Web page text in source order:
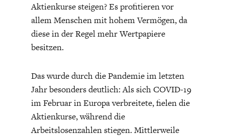
STATUS QUO DER
DEUTSCHEN VWL
OUTPUT GAP
Aktienkurse steigen? Es profitieren vor
allem Menschen mit hohem Vermögen, da
diese in der Regel mehr Wertpapiere
besitzen.
Das wurde durch die Pandemie im letzten
Jahr besonders deutlich: Als sich COVID-19
im Februar in Europa verbreitete, fielen die
Aktienkurse, während die
Arbeitslosenzahlen stiegen. Mittlerweile